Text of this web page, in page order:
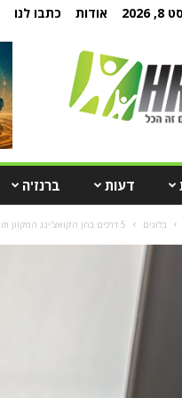
אודות כתבו לנו
דעות ברנז'ה
בלוגים 5 דרכים בהן הקואצ'ינג המקוון תורם להצלחת הארגון